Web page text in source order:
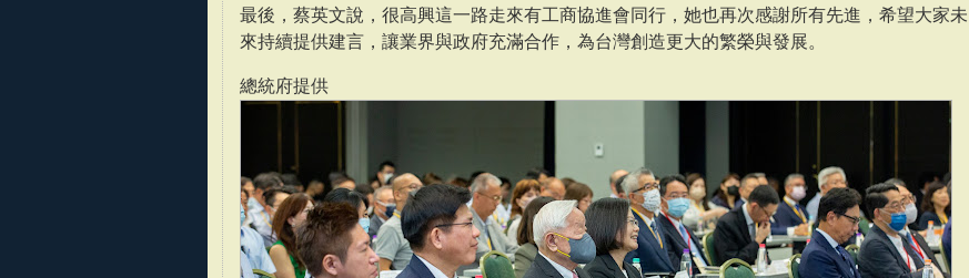
最後，蔡英文說，很高興這一路走來有工商協進會同行，她也再次感謝所有先進，希望大家未
來持續提供建言，讓業界與政府充滿合作，為台灣創造更大的繁榮與發展。
總統府提供